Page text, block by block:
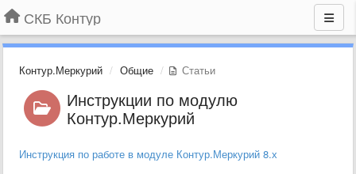
СКБ Контур
Контур.Меркурий Общие Статьи
Инструкции по модулю
Контур.Меркурий
Инструкция по работе в модуле Контур.Меркурий 8.х